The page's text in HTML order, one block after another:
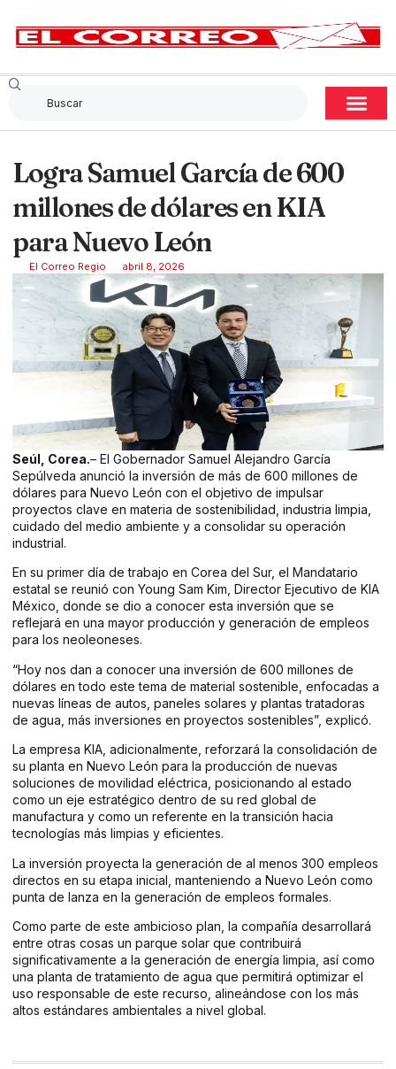
Logra Samuel García de 600
millones de dólares en KIA
para Nuevo León
El Correo Regio abril 8, 2026
Seúl, Corea.– El Gobernador Samuel Alejandro García
Sepúlveda anunció la inversión de más de 600 millones de
dólares para Nuevo León con el objetivo de impulsar
proyectos clave en materia de sostenibilidad, industria limpia,
cuidado del medio ambiente y a consolidar su operación
industrial.
En su primer día de trabajo en Corea del Sur, el Mandatario
estatal se reunió con Young Sam Kim, Director Ejecutivo de KIA
México, donde se dio a conocer esta inversión que se
reflejará en una mayor producción y generación de empleos
para los neoleoneses.
“Hoy nos dan a conocer una inversión de 600 millones de
dólares en todo este tema de material sostenible, enfocadas a
nuevas líneas de autos, paneles solares y plantas tratadoras
de agua, más inversiones en proyectos sostenibles”, explicó.
La empresa KIA, adicionalmente, reforzará la consolidación de
su planta en Nuevo León para la producción de nuevas
soluciones de movilidad eléctrica, posicionando al estado
como un eje estratégico dentro de su red global de
manufactura y como un referente en la transición hacia
tecnologías más limpias y eficientes.
La inversión proyecta la generación de al menos 300 empleos
directos en su etapa inicial, manteniendo a Nuevo León como
punta de lanza en la generación de empleos formales.
Como parte de este ambicioso plan, la compañía desarrollará
entre otras cosas un parque solar que contribuirá
significativamente a la generación de energía limpia, así como
una planta de tratamiento de agua que permitirá optimizar el
uso responsable de este recurso, alineándose con los más
altos estándares ambientales a nivel global.